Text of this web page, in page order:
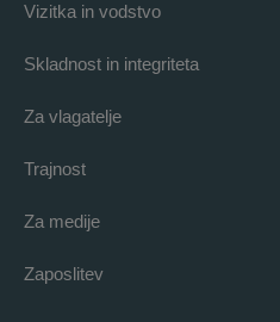
Vizitka in vodstvo
Skladnost in integriteta
Za vlagatelje
Trajnost
Za medije
Zaposlitev